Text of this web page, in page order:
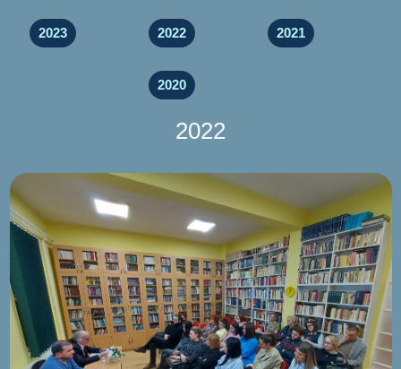
2023 2022 2021
2020
2022